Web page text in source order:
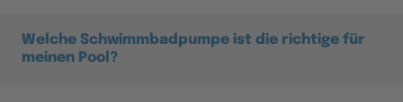
Welche Schwimmbadpumpe ist die richtige für
meinen Pool?